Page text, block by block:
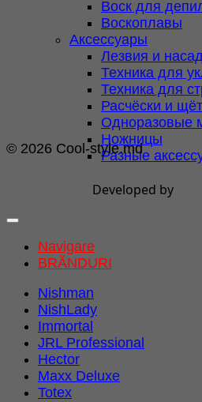
Воск для
Воскоплавы
Аксессуары
Лезвия и
Техника для
Техника для
Расчёски и
Одноразовые
Ножницы
Разные
© 2026 Cool-style.md
Developed by
Navigare
BRĂNDURI
Nishman
NishLady
Immortal
JRL Professional
Hector
Maxx Deluxe
Totex